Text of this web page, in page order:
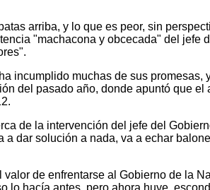
arriba, y lo que es peor, sin
"machacona y obcecada" del jefe
incumplido muchas de sus promesas,
del pasado año, donde apuntó que el
de la intervención del jefe del
a dar solución a nada, va a echar
de enfrentarse al Gobierno de la